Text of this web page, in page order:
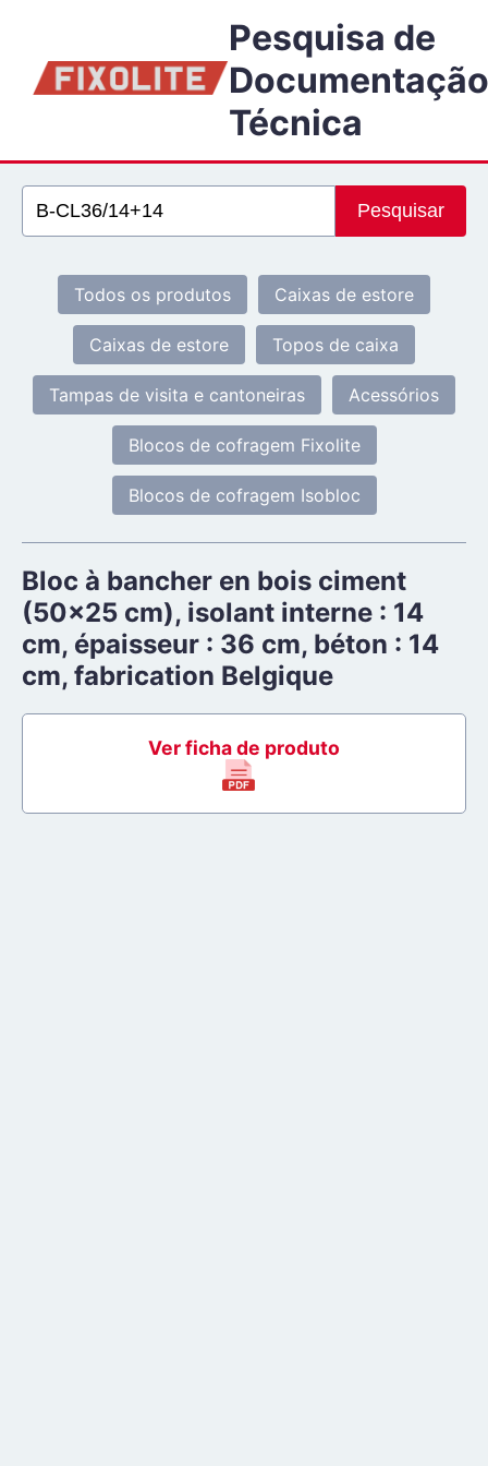
Pesquisa de
Documentação
Técnica
Pesquisar
Todos os produtos Caixas de estore
Caixas de estore Topos de caixa
Tampas de visita e cantoneiras Acessórios
Blocos de cofragem Fixolite
Blocos de cofragem Isobloc
Bloc à bancher en bois ciment
(50x25 cm), isolant interne : 14
cm, épaisseur : 36 cm, béton : 14
cm, fabrication Belgique
Ver ficha de produto